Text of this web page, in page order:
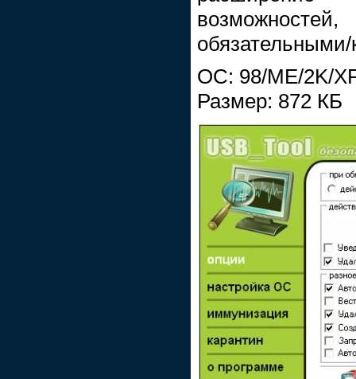
ОС: 98/ME/2K/
Размер: 872 КБ